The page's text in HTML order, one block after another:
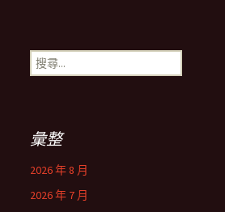
搜
尋
彙整
2026 年 8 月
2026 年 7 月